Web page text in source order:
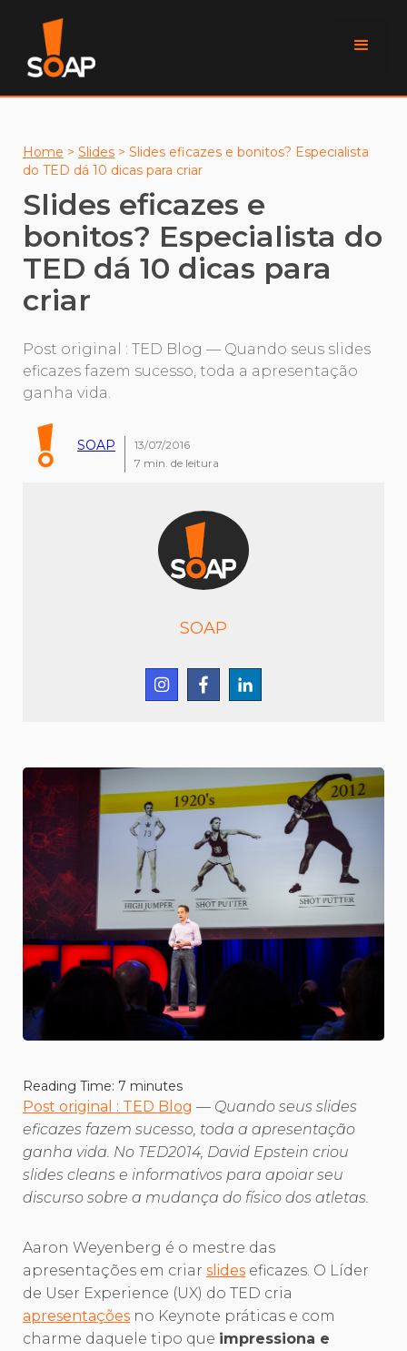
Home > Slides > Slides eficazes e bonitos? Especialista
do TED dá 10 dicas para criar
Slides eficazes e
bonitos? Especialista do
TED dá 10 dicas para
criar
Post original : TED Blog — Quando seus slides
eficazes fazem sucesso, toda a apresentação
ganha vida.
SOAP
13/07/2016
7 min. de leitura
SOAP
Reading Time: 7 minutes
Post original : TED Blog — Quando seus slides
eficazes fazem sucesso, toda a apresentação
ganha vida. No TED2014, David Epstein criou
slides cleans e informativos para apoiar seu
discurso sobre a mudança do físico dos atletas.
Aaron Weyenberg é o mestre das
apresentações em criar slides eficazes. O Líder
de User Experience (UX) do TED cria
apresentações no Keynote práticas e com
charme daquele tipo que impressiona e